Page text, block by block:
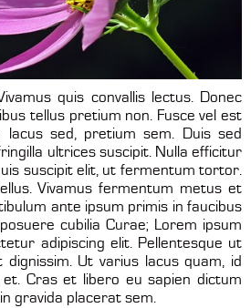
quis convallis lectus. Donec
tellus pretium non. Fusce vel est
lacus sed, pretium sem. Duis sed
ultrices suscipit. Nulla efficitur
suscipit elit, ut fermentum tortor.
Vivamus fermentum metus et
ante ipsum primis in faucibus
cubilia Curae; Lorem ipsum
adipiscing elit. Pellentesque ut
Ut varius lacus quam, id
Cras et libero eu sapien dictum
gravida placerat sem.